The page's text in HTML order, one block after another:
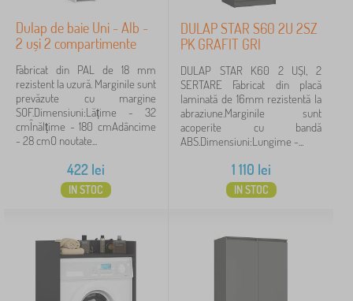
Dulap de baie Uni - Alb -
2 uși 2 compartimente
Fabricat din PAL de 18 mm
rezistent la uzură. Marginile sunt
prevăzute cu margine
SOF.Dimensiuni:Lățime - 32
cmÎnălțime - 180 cmAdâncime
- 28 cmO noutate...
422 lei
IN STOC
DULAP STAR S60 2U 2SZ
PK GRAFIT GRI
DULAP STAR K60 2 UȘI, 2
SERTARE Fabricat din placă
laminată de 16mm rezistentă la
abraziune.Marginile sunt
acoperite cu bandă
ABS.Dimensiuni:Lungime -...
1 110 lei
IN STOC